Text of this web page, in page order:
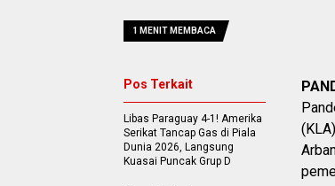
1 MENIT MEMBACA
Pos Terkait
Libas Paraguay 4-1! Amerika
Serikat Tancap Gas di Piala
Dunia 2026, Langsung
Kuasai Puncak Grup D